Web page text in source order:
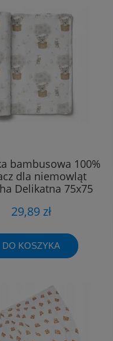
bambusowa 100%
dla niemowląt
Delikatna 75x75
29,89 zł
DO KOSZYKA